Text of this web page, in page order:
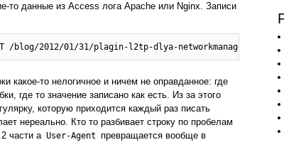
то данные из Access лога Apache или Nginx. Записи
какое-то нелогичное и ничем не оправданное: где
где то значение записано как есть. Из за этого
которую приходится каждый раз писать
нереально. Кто то разбивает строку по пробелам
части а User-Agent превращается вообще в